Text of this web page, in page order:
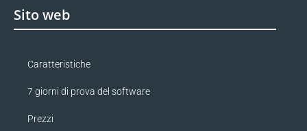
Sito web
Caratteristiche
7 giorni di prova del software
Prezzi